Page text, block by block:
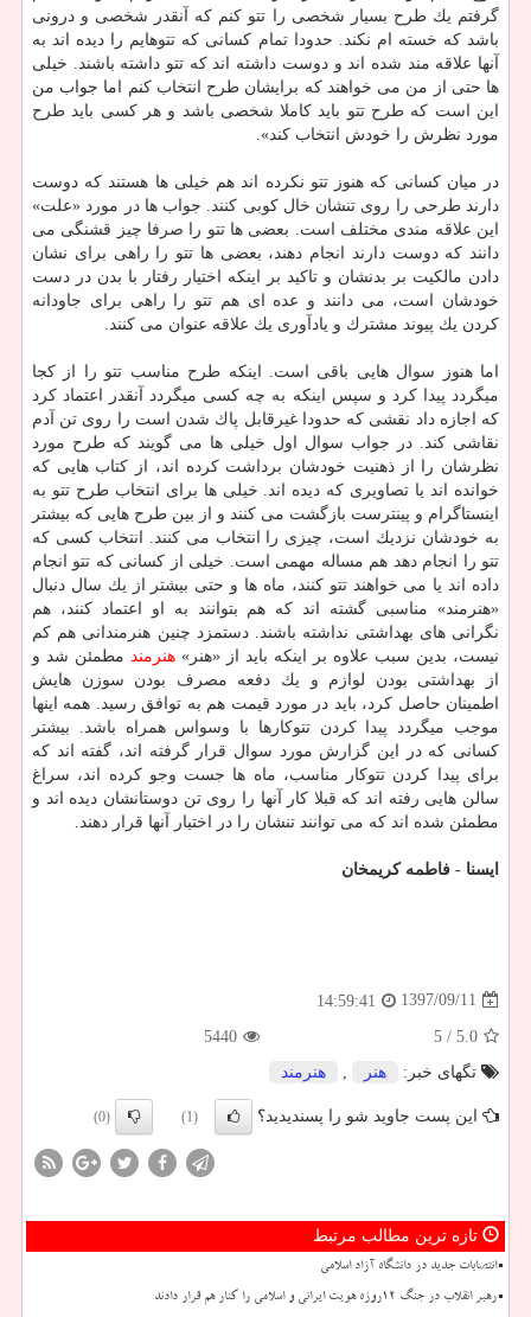
گرفتم یك طرح بسیار شخصی را تتو كنم كه آنقدر شخصی و درونی
باشد كه خسته ام نكند. حدودا تمام كسانی كه تتوهایم را دیده اند به
آنها علاقه مند شده اند و دوست داشته اند كه تتو داشته باشند. خیلی
ها حتی از من می خواهند كه برایشان طرح انتخاب كنم اما جواب من
این است كه طرح تتو باید كاملا شخصی باشد و هر كسی باید طرح
مورد نظرش را خودش انتخاب كند».
در میان كسانی كه هنوز تتو نكرده اند هم خیلی ها هستند كه دوست
دارند طرحی را روی تنشان خال كوبی كنند. جواب ها در مورد «علت»
این علاقه مندی مختلف است. بعضی ها تتو را صرفا چیز قشنگی می
دانند كه دوست دارند انجام دهند، بعضی ها تتو را راهی برای نشان
دادن مالكیت بر بدنشان و تاكید بر اینكه اختیار رفتار با بدن در دست
خودشان است، می دانند و عده ای هم تتو را راهی برای جاودانه
كردن یك پیوند مشترك و یادآوری یك علاقه عنوان می كنند.
اما هنوز سوال هایی باقی است. اینكه طرح مناسب تتو را از كجا
میگردد پیدا كرد و سپس اینكه به چه كسی میگردد آنقدر اعتماد كرد
كه اجازه داد نقشی كه حدودا غیرقابل پاك شدن است را روی تن آدم
نقاشی كند. در جواب سوال اول خیلی ها می گویند كه طرح مورد
نظرشان را از ذهنیت خودشان برداشت كرده اند، از كتاب هایی كه
خوانده اند یا تصاویری كه دیده اند. خیلی ها برای انتخاب طرح تتو به
اینستاگرام و پینترست بازگشت می كنند و از بین طرح هایی كه بیشتر
به خودشان نزدیك است، چیزی را انتخاب می كنند. انتخاب كسی كه
تتو را انجام دهد هم مساله مهمی است. خیلی از كسانی كه تتو انجام
داده اند یا می خواهند تتو كنند، ماه ها و حتی بیشتر از یك سال دنبال
«هنرمند» مناسبی گشته اند كه هم بتوانند به او اعتماد كنند، هم
نگرانی های بهداشتی نداشته باشند. دستمزد چنین هنرمندانی هم كم
نیست، بدین سبب علاوه بر اینكه باید از «هنر» هنرمند مطمئن شد و
از بهداشتی بودن لوازم و یك دفعه مصرف بودن سوزن هایش
اطمینان حاصل كرد، باید در مورد قیمت هم به توافق رسید. همه اینها
موجب میگردد پیدا كردن تتوكارها با وسواس همراه باشد. بیشتر
كسانی كه در این گزارش مورد سوال قرار گرفته اند، گفته اند كه
برای پیدا كردن تتوكار مناسب، ماه ها جست وجو كرده اند، سراغ
سالن هایی رفته اند كه قبلا كار آنها را روی تن دوستانشان دیده اند و
مطمئن شده اند كه می توانند تنشان را در اختیار آنها قرار دهند.
ایسنا - فاطمه كریمخان
1397/09/11
14:59:41
5.0
/ 5
5440
تگهای خبر:
هنر , هنرمند
این پست جاوید شو را پسندیدید؟ (1)
(0)
تازه ترین مطالب مرتبط
انتصابات جدید در دانشگاه آزاد اسلامی
رهبر انقلاب در جنگ ۱۲روزه هویت ایرانی و اسلامی را کنار هم قرار دادند